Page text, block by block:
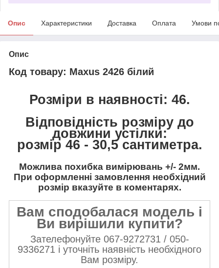
Опис Характеристики Доставка Оплата Умови
Опис
Код товару: Maxus 2426 білий
Розміри в наявності: 46.
Відповідність розміру до
довжини устілки:
розмір 46 - 30,5 сантиметра.
Можлива похибка вимірювань +/- 2мм.
При оформленні замовлення необхідний
розмір вказуйте в коментарях.
Вам сподобалася модель і
Ви вирішили купити?
Зателефонуйте 067-9272731 / 050-
9336271 і уточніть наявність необхідного
Вам розміру.